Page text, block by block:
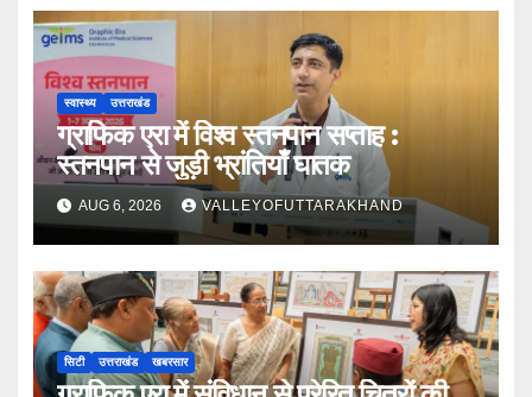
स्वास्थ्य उत्तराखंड
ग्राफिक एरा में विश्व स्तनपान सप्ताह :
स्तनपान से जुड़ी भ्रांतियाँ घातक
AUG 6, 2026 VALLEYOFUTTARAKHAND
सिटी उत्तराखंड खबरसार